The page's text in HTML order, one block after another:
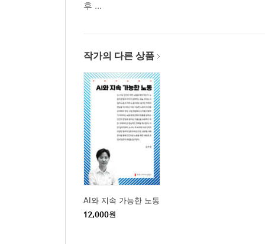
후 ...
작가의 다른 상품
AI와 지속 가능한 노동
12,000원